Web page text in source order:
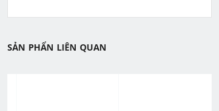
SẢN PHẨN LIÊN QUAN